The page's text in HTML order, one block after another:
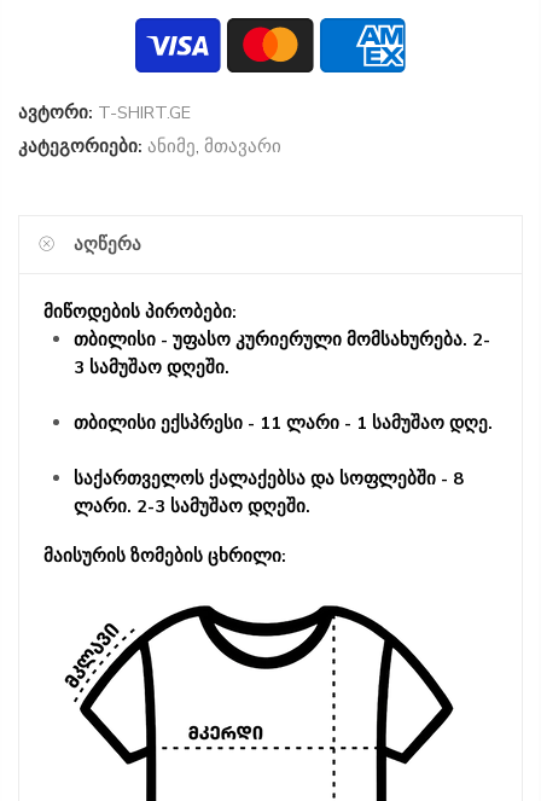
ავტორი: T-SHIRT.GE
კატეგორიები: ანიმე, მთავარი
ᲐᲦᲬᲔᲠᲐ
მიწოდების პირობები:
თბილისი - უფასო კურიერული მომსახურება. 2-
3 სამუშაო დღეში.
თბილისი ექსპრესი - 11 ლარი - 1 სამუშაო დღე.
საქართველოს ქალაქებსა და სოფლებში - 8
ლარი. 2-3 სამუშაო დღეში.
მაისურის ზომების ცხრილი: